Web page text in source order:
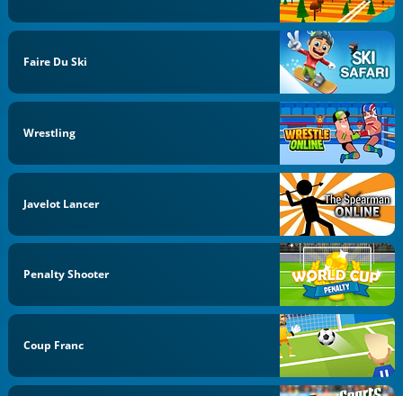
Faire Du Ski
Wrestling
Javelot Lancer
Penalty Shooter
Coup Franc